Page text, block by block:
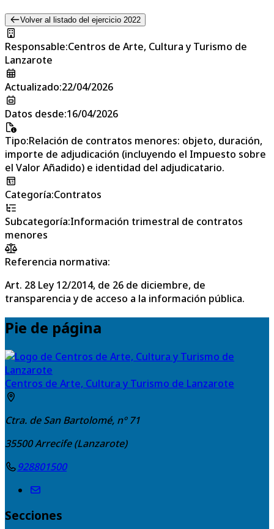
Volver al listado del ejercicio 2022
Responsable:Centros de Arte, Cultura y Turismo de
Lanzarote
Actualizado:22/04/2026
Datos desde:16/04/2026
Tipo:Relación de contratos menores: objeto, duración,
importe de adjudicación (incluyendo el Impuesto sobre
el Valor Añadido) e identidad del adjudicatario.
Categoría:Contratos
Subcategoría:Información trimestral de contratos
menores
Referencia normativa:
Art. 28 Ley 12/2014, de 26 de diciembre, de
transparencia y de acceso a la información pública.
Pie de página
Centros de Arte, Cultura y Turismo de Lanzarote
Ctra. de San Bartolomé, nº 71
35500Arrecife (Lanzarote)
928801500
Secciones